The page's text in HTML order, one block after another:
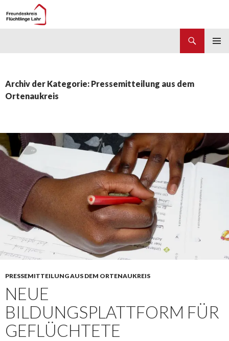
Archiv der Kategorie: Pressemitteilung aus dem
Ortenaukreis
PRESSEMITTEILUNG AUS DEM ORTENAUKREIS
NEUE
BILDUNGSPLATTFORM FÜR
GEFLÜCHTETE